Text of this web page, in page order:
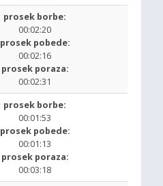
prosek borbe:
00:02:20
prosek pobede:
00:02:16
prosek poraza:
00:02:31
prosek borbe:
00:01:53
prosek pobede:
00:01:13
prosek poraza:
00:03:18